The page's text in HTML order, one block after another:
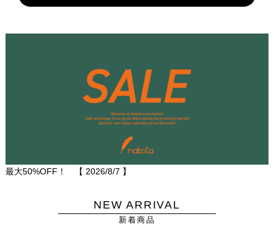
最大50%OFF！ 【 2026/8/7 】
NEW ARRIVAL
新着商品